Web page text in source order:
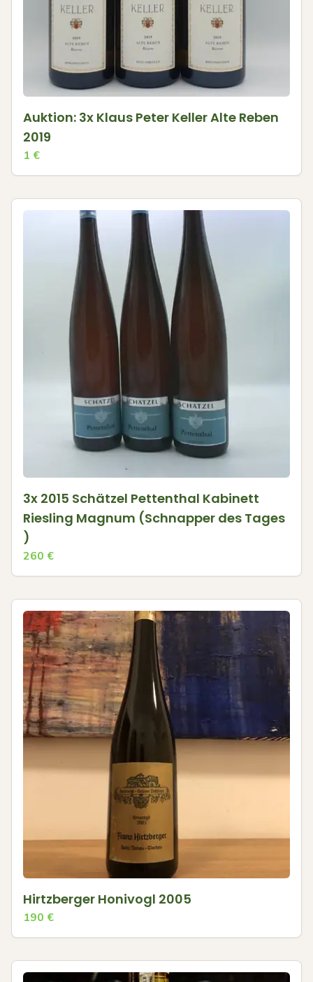
Auktion: 3x Klaus Peter Keller Alte Reben
2019
1 €
3x 2015 Schätzel Pettenthal Kabinett
Riesling Magnum (Schnapper des Tages
)
260 €
Hirtzberger Honivogl 2005
190 €